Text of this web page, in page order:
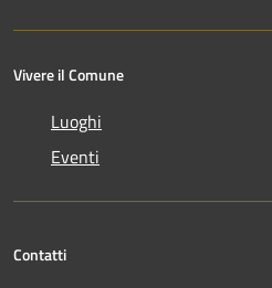
Vivere il Comune
Luoghi
Eventi
Contatti